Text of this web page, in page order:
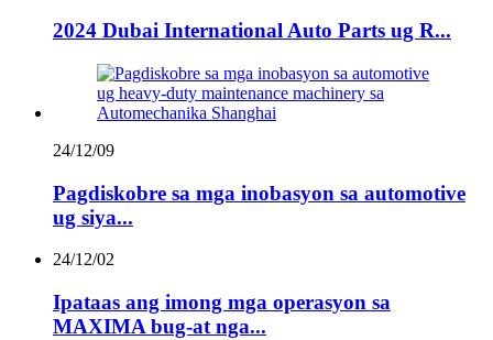
2024 Dubai International Auto Parts ug R...
24/12/09
Pagdiskobre sa mga inobasyon sa automotive
ug siya...
24/12/02
Ipataas ang imong mga operasyon sa
MAXIMA bug-at nga...